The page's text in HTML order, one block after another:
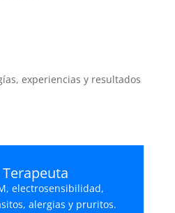
experiencias y resultados
Terapeuta
electrosensibilidad,
alergias y pruritos.